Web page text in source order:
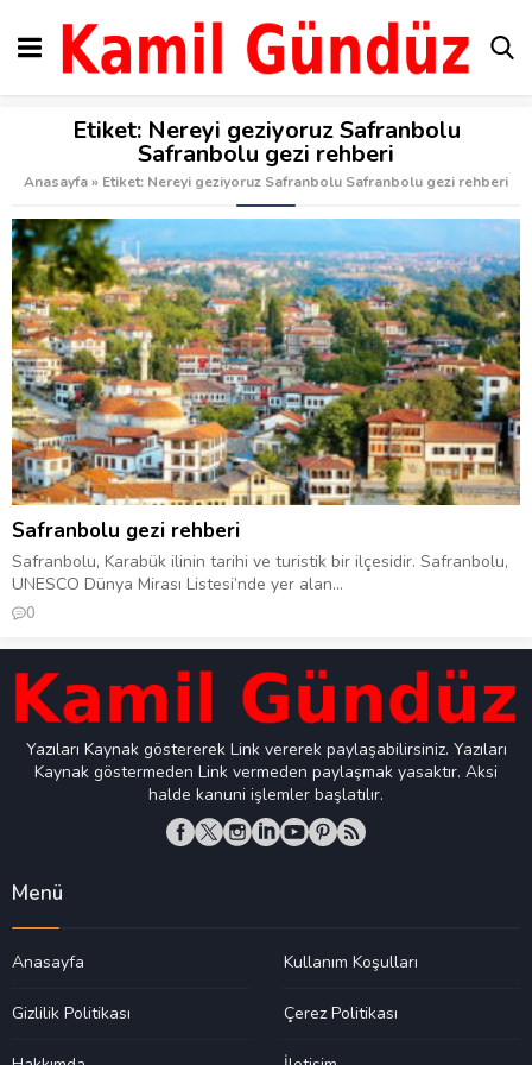
Etiket: Nereyi geziyoruz Safranbolu
Safranbolu gezi rehberi
Anasayfa» Etiket: Nereyi geziyoruz Safranbolu Safranbolu gezi rehberi
Safranbolu gezi rehberi
Safranbolu, Karabük ilinin tarihi ve turistik bir ilçesidir. Safranbolu,
UNESCO Dünya Mirası Listesi’nde yer alan...
0
Yazıları Kaynak göstererek Link vererek paylaşabilirsiniz. Yazıları
Kaynak göstermeden Link vermeden paylaşmak yasaktır. Aksi
halde kanuni işlemler başlatılır.
Menü
Anasayfa Kullanım Koşulları
Gizlilik Politikası Çerez Politikası